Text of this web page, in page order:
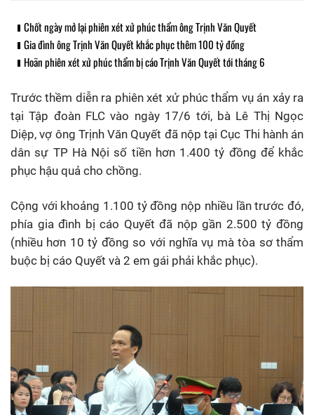
Chốt ngày mở lại phiên xét xử phúc thẩm ông Trịnh Văn Quyết
Gia đình ông Trịnh Văn Quyết khắc phục thêm 100 tỷ đồng
Hoãn phiên xét xử phúc thẩm bị cáo Trịnh Văn Quyết tới tháng 6
Trước thềm diễn ra phiên xét xử phúc thẩm vụ án xảy ra
tại Tập đoàn FLC vào ngày 17/6 tới, bà Lê Thị Ngọc
Diệp, vợ ông Trịnh Văn Quyết đã nộp tại Cục Thi hành án
dân sự TP Hà Nội số tiền hơn 1.400 tỷ đồng để khắc
phục hậu quả cho chồng.
Cộng với khoảng 1.100 tỷ đồng nộp nhiều lần trước đó,
phía gia đình bị cáo Quyết đã nộp gần 2.500 tỷ đồng
(nhiều hơn 10 tỷ đồng so với nghĩa vụ mà tòa sơ thẩm
buộc bị cáo Quyết và 2 em gái phải khắc phục).